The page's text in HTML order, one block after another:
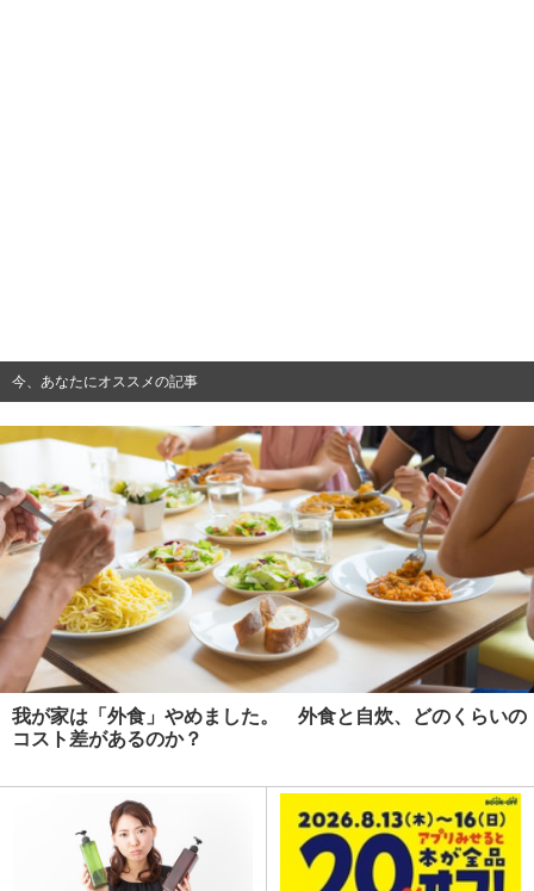
今、あなたにオススメの記事
我が家は「外食」やめました。 外食と自炊、どのくらいの
コスト差があるのか？